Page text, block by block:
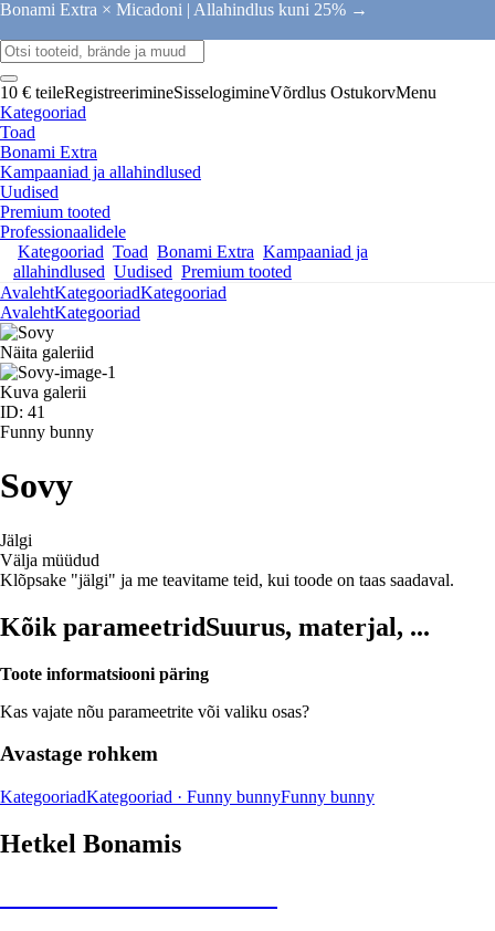
Bonami Extra × Micadoni | Allahindlus kuni 25% →
10 € teileRegistreerimineSisselogimineVõrdlus OstukorvMenu
Kategooriad
Toad
Bonami Extra
Kampaaniad ja allahindlused
Uudised
Premium tooted
Professionaalidele
Kategooriad Toad Bonami Extra Kampaaniad ja
allahindlused Uudised Premium tooted
AvalehtKategooriadKategooriad
AvalehtKategooriad
Näita galeriid
Kuva galerii
ID: 41
Funny bunny
Sovy
Jälgi
Välja müüdud
Klõpsake "jälgi" ja me teavitame teid, kui toode on taas saadaval.
Kõik parameetridSuurus, materjal, ...
Toote informatsiooni päring
Kas vajate nõu parameetrite või valiku osas?
Avastage rohkem
KategooriadKategooriad · Funny bunnyFunny bunny
Hetkel Bonamis